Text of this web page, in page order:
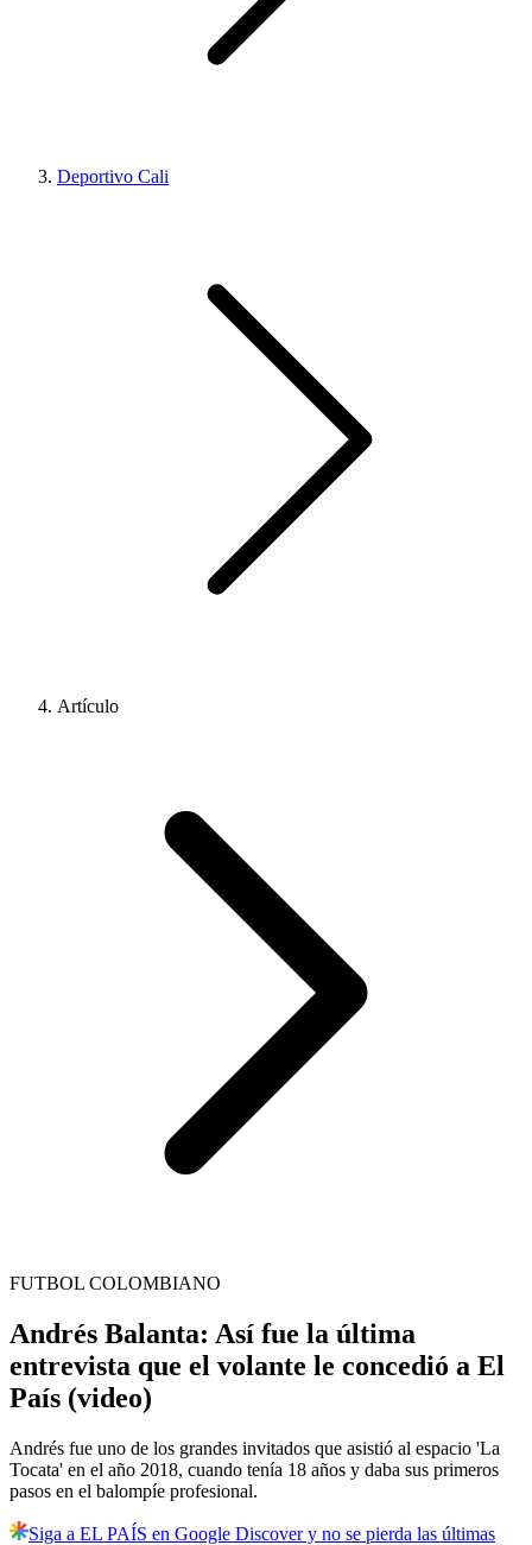
Deportivo Cali
Artículo
FUTBOL COLOMBIANO
Andrés Balanta: Así fue la última
entrevista que el volante le concedió a El
País (video)
Andrés fue uno de los grandes invitados que asistió al espacio 'La
Tocata' en el año 2018, cuando tenía 18 años y daba sus primeros
pasos en el balompíe profesional.
Siga a EL PAÍS en Google Discover y no se pierda las últimas